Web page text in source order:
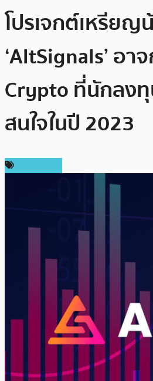
โปรเจกต์เหรียญ
‘AltSignals’ อา
Crypto ที่นักลง
สนใจในปี 2023